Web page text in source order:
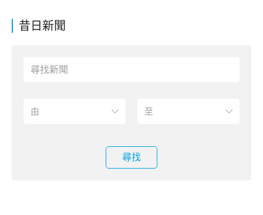
昔日新聞
尋找